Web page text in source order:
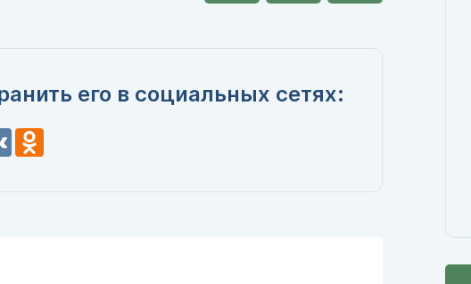
его в социальных сетях:
VK